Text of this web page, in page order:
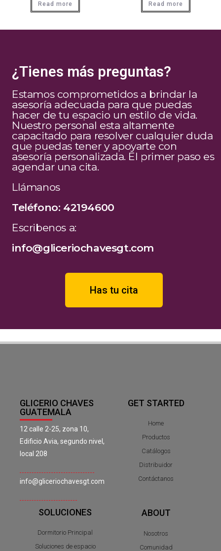
Read more Read more
¿Tienes más preguntas?
Estamos comprometidos a brindar la
asesoría adecuada para que puedas
hacer de tu espacio un estilo de vida.
Nuestro personal esta altamente
capacitado para resolver cualquier duda
que puedas tener y apoyarte con
asesoría personalizada. El primer paso es
agendar una cita.
Llámanos
Teléfono: 42194600
Escribenos a:
info@gliceriochavesgt.com
Has tu cita
GLICERIO CHAVES
GUATEMALA
12 calle 2-25, zona 10,
Edificio Avia, segundo nivel,
local 208
info@gliceriochavesgt.com
GET STARTED
Home
Productos
Catálogos
Distribuidor
Contáctanos
SOLUCIONES
Dormitorio Principal
Soluciones de espacio
ABOUT
Nosotros
Comunidad